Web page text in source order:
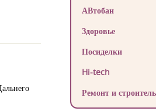
АВтобан
Здоровье
Посиделки
Hi-tech
Ремонт и